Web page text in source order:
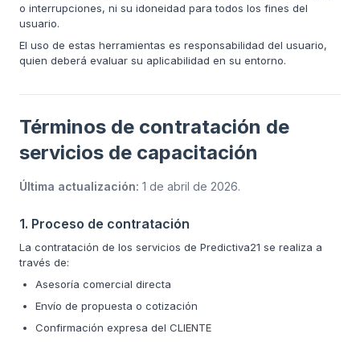
o interrupciones, ni su idoneidad para todos los fines del
usuario.
El uso de estas herramientas es responsabilidad del usuario,
quien deberá evaluar su aplicabilidad en su entorno.
Términos de contratación de
servicios de capacitación
Última actualización: 1 de abril de 2026.
1. Proceso de contratación
La contratación de los servicios de Predictiva21 se realiza a
través de:
Asesoría comercial directa
Envío de propuesta o cotización
Confirmación expresa del CLIENTE